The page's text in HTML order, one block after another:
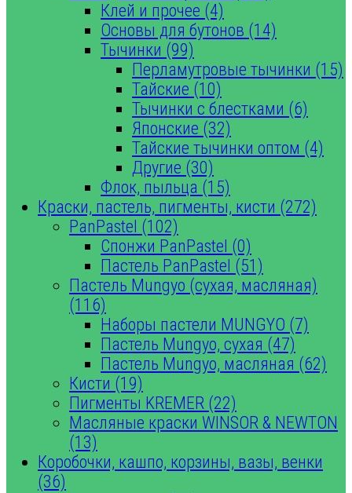
Клей и прочее (4)
Основы для бутонов (14)
Тычинки (99)
Перламутровые тычинки (15)
Тайские (10)
Тычинки с блестками (6)
Японские (32)
Тайские тычинки оптом (4)
Другие (30)
Флок, пыльца (15)
Краски, пастель, пигменты, кисти (272)
PanPastel (102)
Спонжи PanPastel (0)
Пастель PanPastel (51)
Пастель Mungyo (сухая, масляная)
(116)
Наборы пастели MUNGYO (7)
Пастель Mungyo, сухая (47)
Пастель Mungyo, масляная (62)
Кисти (19)
Пигменты KREMER (22)
Масляные краски WINSOR & NEWTON
(13)
Коробочки, кашпо, корзины, вазы, венки
(36)